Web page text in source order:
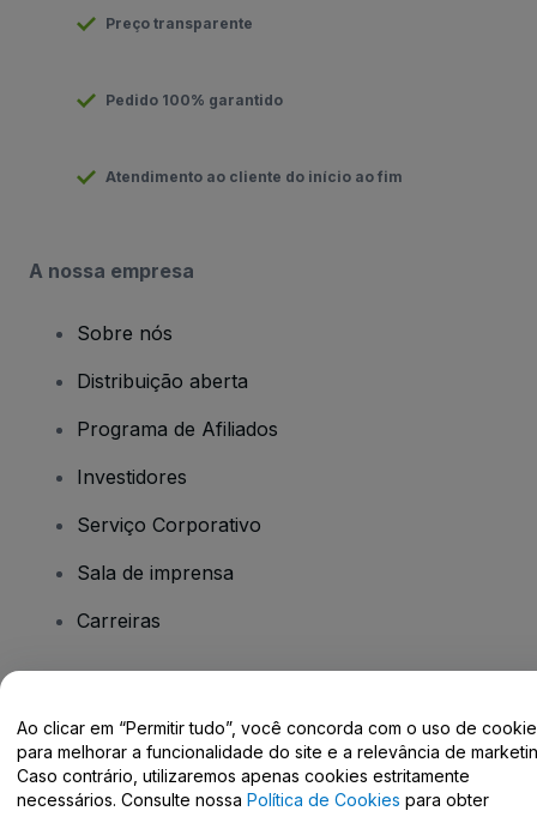
Preço transparente
Pedido 100% garantido
Atendimento ao cliente do início ao fim
A nossa empresa
Sobre nós
Distribuição aberta
Programa de Afiliados
Investidores
Serviço Corporativo
Sala de imprensa
Carreiras
Centro de Ajuda / Fale Conosco
Ao clicar em “Permitir tudo”, você concorda com o uso de
para melhorar a funcionalidade do site e a relevância de
Caso contrário, utilizaremos apenas cookies estritamente
necessários. Consulte nossa Política de Cookies para obter